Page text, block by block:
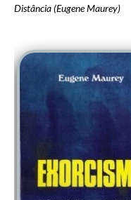
Distância (Eugene Maurey)